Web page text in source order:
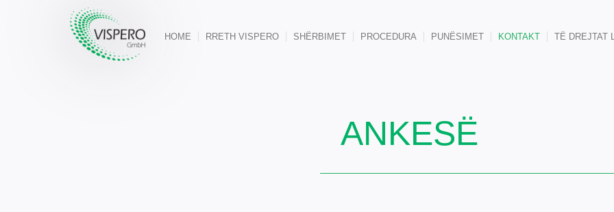
HOME RRETH VISPERO SHËRBIMET PROCEDURA PUNËSIMET KONTAKT TË DREJTAT
ANKESË